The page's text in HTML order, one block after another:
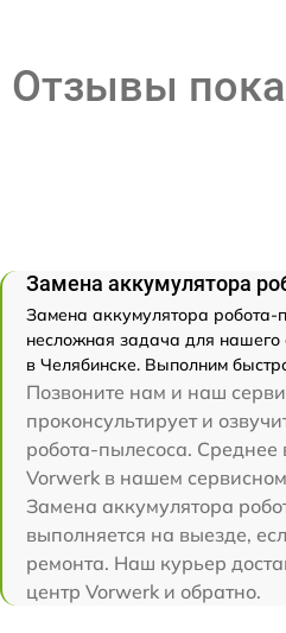
Отзывы
Замена аккумулятора
Замена аккумулятора робота-
несложная задача для нашего
в Челябинске. Выполним
Позвоните нам и наш
проконсультирует и
робота-пылесоса. Среднее
Vorwerk в нашем
Замена аккумулятора
выполняется на выезде,
ремонта. Наш курьер
центр Vorwerk и обратно.